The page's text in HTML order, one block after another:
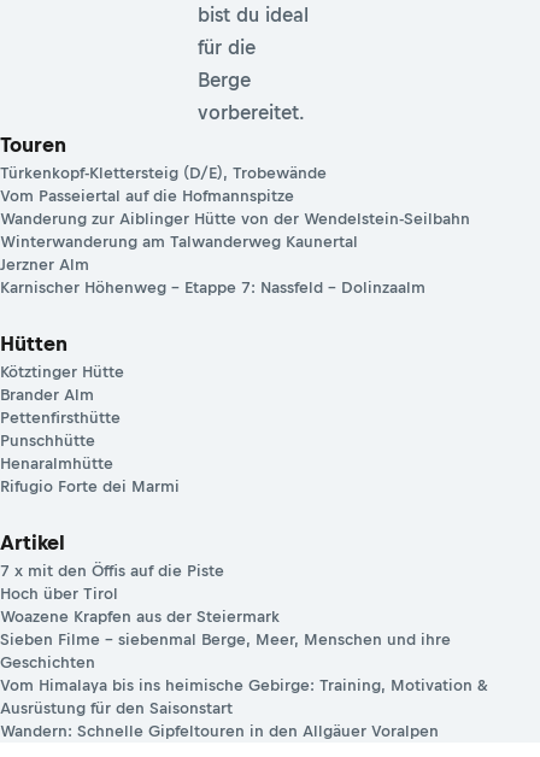
bist du ideal
für die
Berge
vorbereitet.
Touren
Türkenkopf-Klettersteig (D/E), Trobewände
Vom Passeiertal auf die Hofmannspitze
Wanderung zur Aiblinger Hütte von der Wendelstein-Seilbahn
Winterwanderung am Talwanderweg Kaunertal
Jerzner Alm
Karnischer Höhenweg – Etappe 7: Nassfeld – Dolinzaalm
Hütten
Kötztinger Hütte
Brander Alm
Pettenfirsthütte
Punschhütte
Henaralmhütte
Rifugio Forte dei Marmi
Artikel
7 x mit den Öffis auf die Piste
Hoch über Tirol
Woazene Krapfen aus der Steiermark
Sieben Filme – siebenmal Berge, Meer, Menschen und ihre
Geschichten
Vom Himalaya bis ins heimische Gebirge: Training, Motivation &
Ausrüstung für den Saisonstart
Wandern: Schnelle Gipfeltouren in den Allgäuer Voralpen